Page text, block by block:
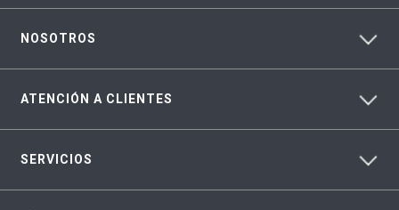
NOSOTROS
ATENCIÓN A CLIENTES
SERVICIOS